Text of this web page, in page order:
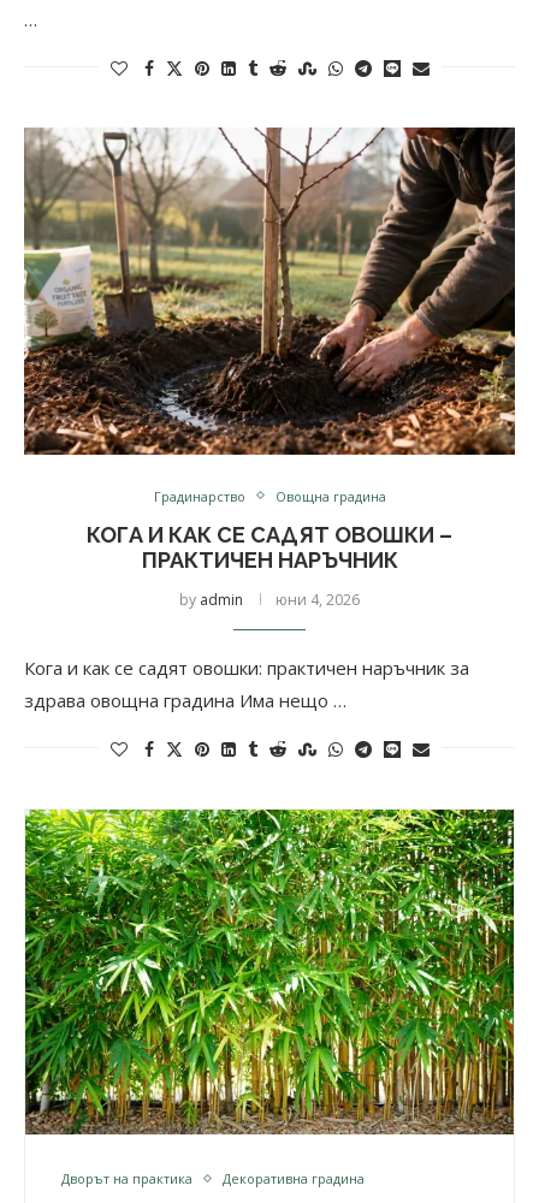
…
Градинарство Овощна градина
КОГА И КАК СЕ САДЯТ ОВОШКИ –
ПРАКТИЧЕН НАРЪЧНИК
by admin юни 4, 2026
Кога и как се садят овошки: практичен наръчник за
здрава овощна градина Има нещо …
Дворът на практика Декоративна градина